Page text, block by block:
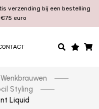
verzending bij een bestelling
euro
Styling
Liquid